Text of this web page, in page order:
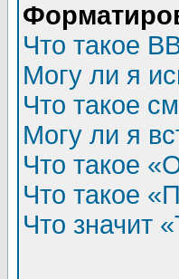
Что такое
Могу ли я
Что такое
Могу ли я
Что такое
Что такое
Что значит